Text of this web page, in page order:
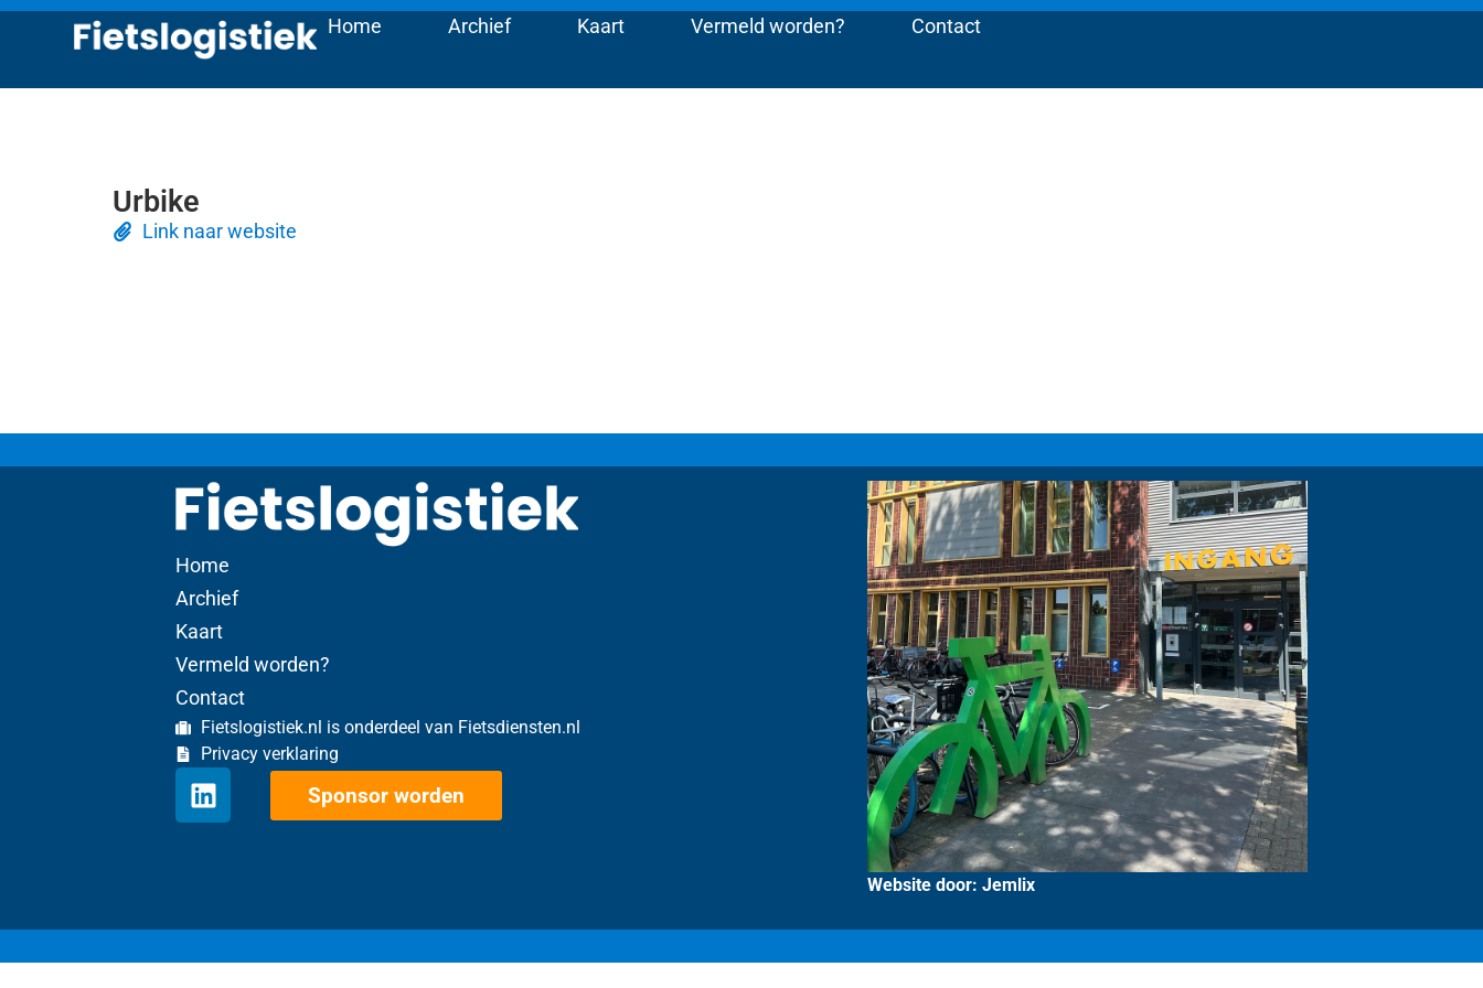
Home Archief Kaart Vermeld worden? Contact
Urbike
Link naar website
Home
Archief
Kaart
Vermeld worden?
Contact
Fietslogistiek.nl is onderdeel van Fietsdiensten.nl
Privacy verklaring
Sponsor worden
Website door: Jemlix